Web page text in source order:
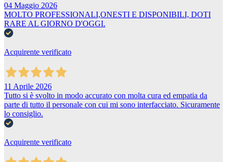
04 Maggio 2026
MOLTO PROFESSIONALI,ONESTI E DISPONIBILI, DOTI
RARE AL GIORNO D'OGGI.
Acquirente verificato
11 Aprile 2026
Tutto si è svolto in modo accurato con molta cura ed empatia da
parte di tutto il personale con cui mi sono interfacciato. Sicuramente
lo consiglio.
Acquirente verificato